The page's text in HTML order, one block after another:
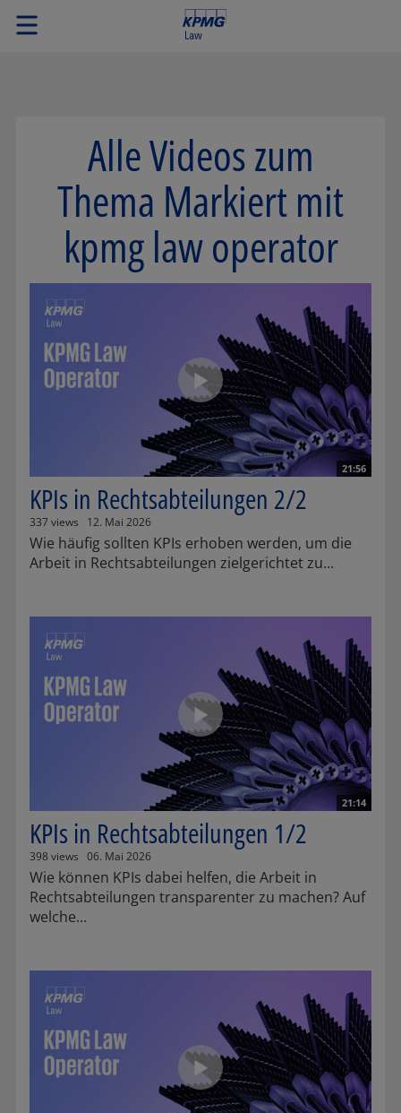
Alle Videos zum
Thema Markiert mit
kpmg law operator
21:56
KPIs in Rechtsabteilungen 2/2
337 views 12. Mai 2026
Wie häufig sollten KPIs erhoben werden, um die
Arbeit in Rechtsabteilungen zielgerichtet zu...
21:14
KPIs in Rechtsabteilungen 1/2
398 views 06. Mai 2026
Wie können KPIs dabei helfen, die Arbeit in
Rechtsabteilungen transparenter zu machen? Auf
welche...